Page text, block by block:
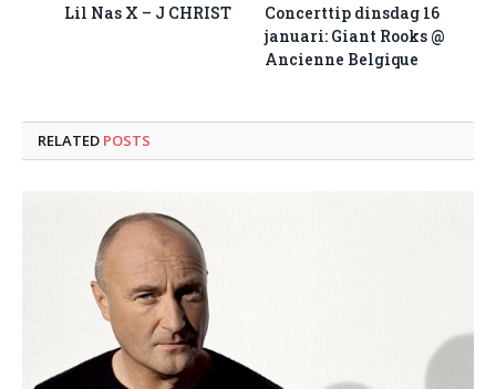
Lil Nas X – J CHRIST
Concerttip dinsdag 16
januari: Giant Rooks @
Ancienne Belgique
RELATED POSTS